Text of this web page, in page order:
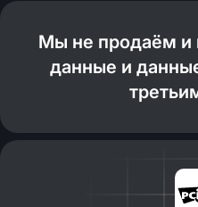
Мы не продаём и
данные и